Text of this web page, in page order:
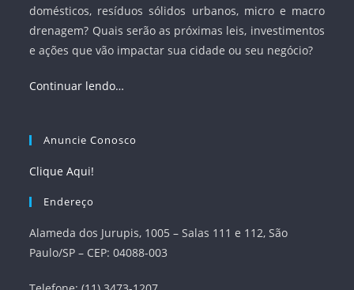
domésticos, resíduos sólidos urbanos, micro e macro
drenagem? Quais serão as próximas leis, investimentos
e ações que vão impactar sua cidade ou seu negócio?
Continuar lendo…
Anuncie Conosco
Clique Aqui!
Endereço
Alameda dos Jurupis, 1005 – Salas 111 e 112, São
Paulo/SP – CEP: 04088-003